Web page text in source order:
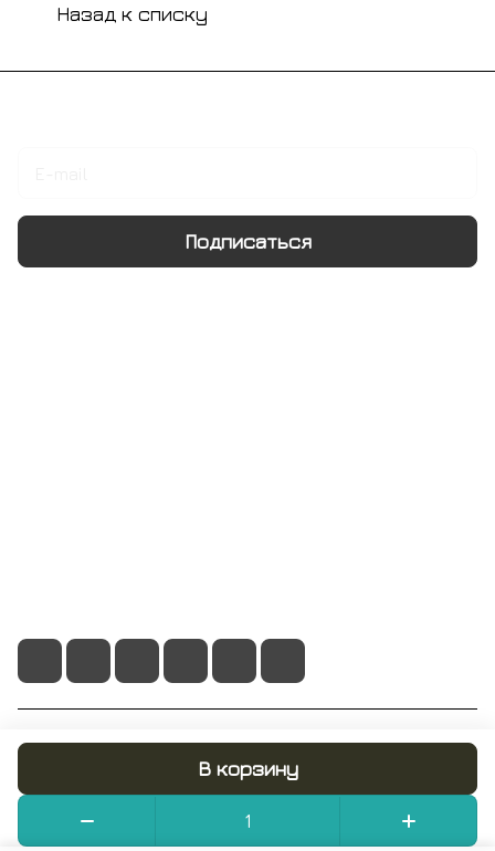
В корзину
Назад к списку
Подписаться
© 2026 RUMIX.SHOP
Конфиденциальность